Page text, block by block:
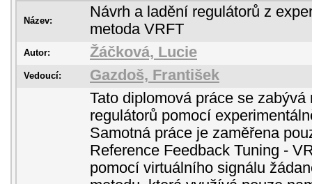
Název:
Návrh a ladění regulátorů z
metoda VRFT
Autor: Žáčková, Lucie
Vedoucí: Gazdoš, František
Tato diplomová práce se
regulátorů pomocí
Samotná práce je zaměřena
Reference Feedback Tuning -
pomocí virtuálního signálu